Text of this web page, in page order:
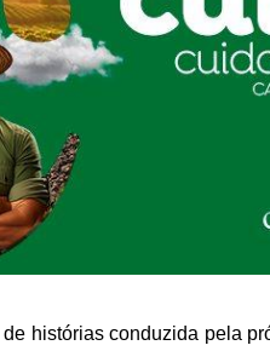
histórias conduzida pela